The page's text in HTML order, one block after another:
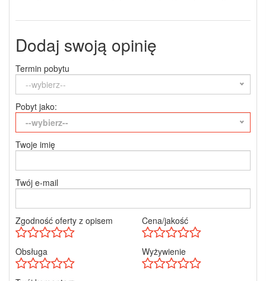
Dodaj swoją opinię
Termin pobytu
--wybierz--
Pobyt jako:
--wybierz--
Twoje imię
Twój e-mail
Zgodność oferty z opisem Cena/jakość
Obsługa Wyżywienie